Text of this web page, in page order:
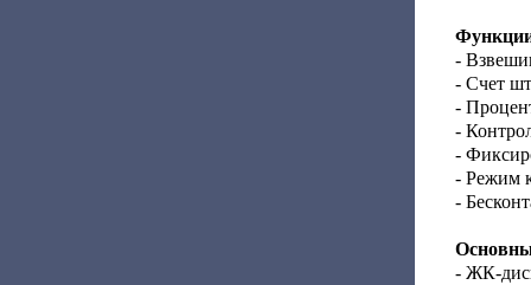
-
- Счет
-
-
-
- Режим
-
- ЖК-